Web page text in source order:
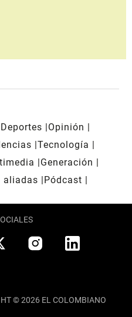
Deportes
Opinión
Tecnología
Generación
aliadas
Pódcast
© 2026 EL COLOMBIANO